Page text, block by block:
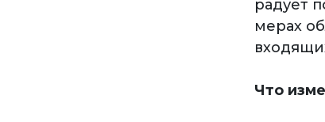
радует
мерах
Что